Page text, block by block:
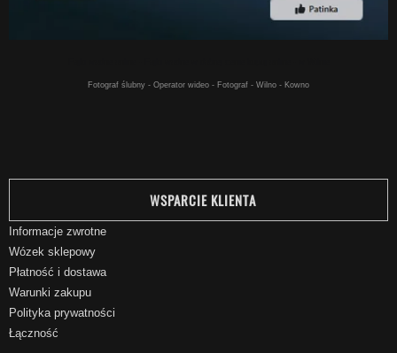
Fotograf ślubny - Operator wideo - Fotograf - Wilno - Kowno
WSPARCIE KLIENTA
Informacje zwrotne
Wózek sklepowy
Płatność i dostawa
Warunki zakupu
Polityka prywatności
Łączność